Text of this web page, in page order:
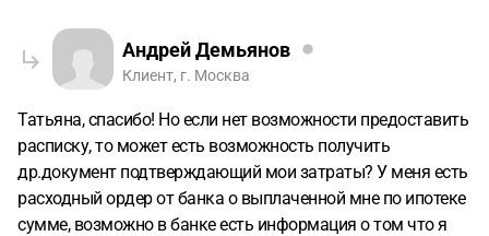
Андрей Демьянов
Клиент, г. Москва
Татьяна, спасибо! Но если нет возможности предоставить
расписку, то может есть возможность получить
др.документ подтверждающий мои затраты? У меня есть
расходный ордер от банка о выплаченной мне по ипотеке
сумме, возможно в банке есть информация о том что я